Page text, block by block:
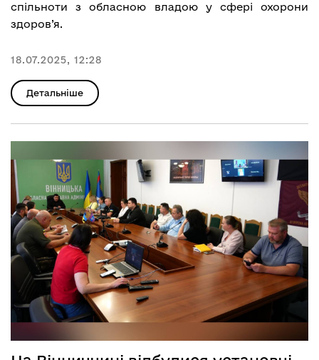
спільноти з обласною владою у сфері охорони
здоров’я.
18.07.2025, 12:28
Детальніше